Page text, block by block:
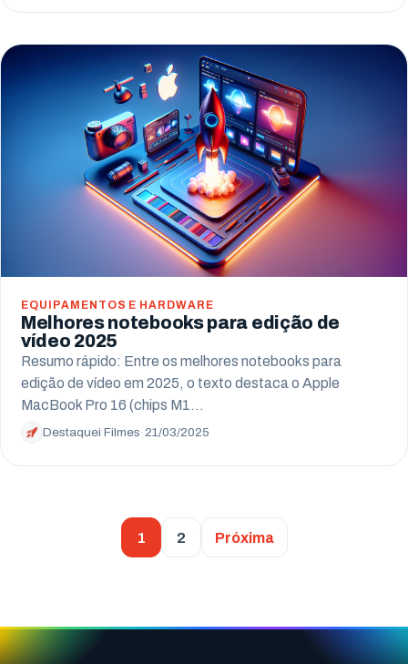
EQUIPAMENTOS E HARDWARE
Melhores notebooks para edição de
vídeo 2025
Resumo rápido: Entre os melhores notebooks para
edição de vídeo em 2025, o texto destaca o Apple
MacBook Pro 16 (chips M1…
Destaquei Filmes ·21/03/2025
1 2 Próxima